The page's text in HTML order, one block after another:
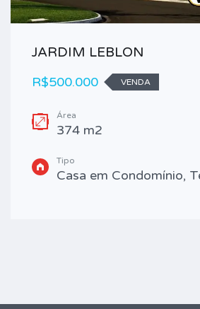
JARDIM LEBLON
R$500.000
VENDA
Área
374 m2
Tipo
Casa em Condomínio,